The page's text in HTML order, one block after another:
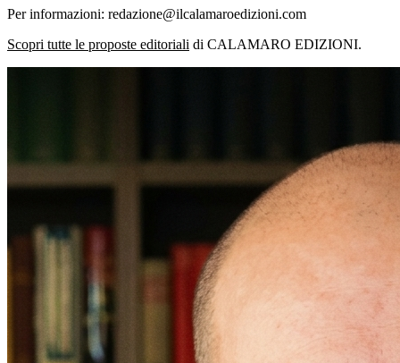
Per informazioni: redazione@ilcalamaroedizioni.com
Scopri tutte le proposte editoriali di CALAMARO EDIZIONI.